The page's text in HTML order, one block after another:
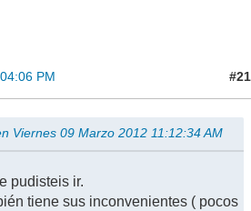
PM #21
Viernes 09 Marzo 2012 11:12:34 AM
pudisteis ir.
tiene sus inconvenientes ( pocos